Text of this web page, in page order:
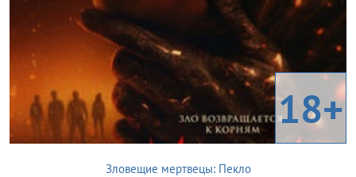
18+
Зловещие мертвецы: Пекло